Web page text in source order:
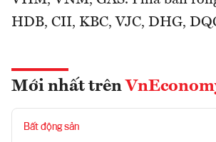
HDB, CII, KBC, VJC, DHG,
Mới nhất trên
Bất động sản